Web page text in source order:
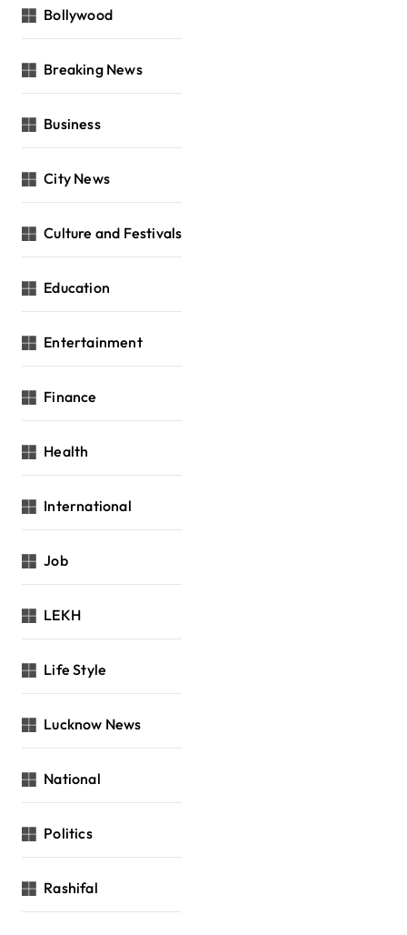
Bollywood
Breaking News
Business
City News
Culture and Festivals
Education
Entertainment
Finance
Health
International
Job
LEKH
Life Style
Lucknow News
National
Politics
Rashifal